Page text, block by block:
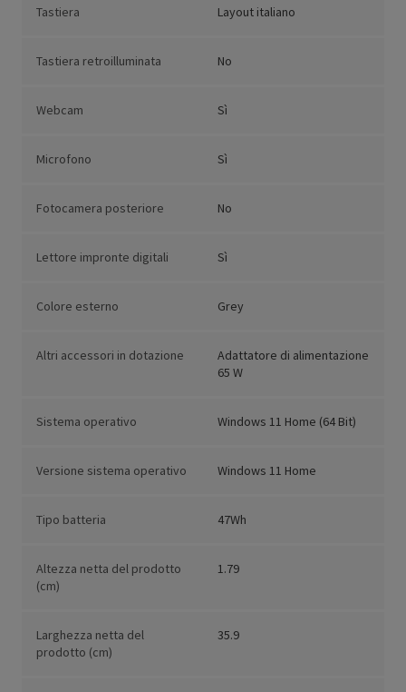
Tastiera Layout italiano
Tastiera retroilluminata No
Webcam Sì
Microfono Sì
Fotocamera posteriore No
Lettore impronte digitali Sì
Colore esterno Grey
Altri accessori in dotazione
Adattatore di alimentazione
65 W
Sistema operativo Windows 11 Home (64 Bit)
Versione sistema operativo Windows 11 Home
Tipo batteria 47Wh
Altezza netta del prodotto
(cm)
1.79
Larghezza netta del
prodotto (cm)
35.9